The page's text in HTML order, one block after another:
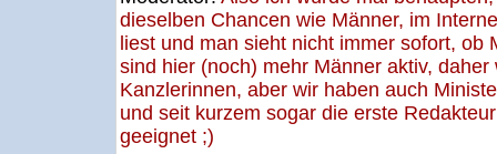
dieselben Chancen wie Männer, im
liest und man sieht nicht immer sofort, ob
sind hier (noch) mehr Männer aktiv,
Kanzlerinnen, aber wir haben auch
und seit kurzem sogar die erste
geeignet ;)